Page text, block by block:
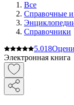
Все
Справочные
Справочники
5.018
Электронная книга